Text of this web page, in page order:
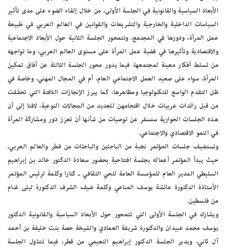
الأبعاد السياسية والقانونية في الجلسة الأولى، من خلال إلقاء الضوء على مدى تأثير
السياسات الداخلية والخارجية والتشريعات والقوانين في العالم العربي في طبيعة
عمل المرأة، ودورها في المجتمع، وتتمحور الجلسة الثانية حول الأبعاد الاجتماعية
والاقتصادية وتأثيرها في قضية عمل المرأة على مستوى العالم العربي، وما تواجهه
من تسلط أفكار معينة لمجتمعها، فيما يدور محور الجلسة الثالثة عن آفاق تمكين
المرأة، سواء على صعيد العمل الاجتماعي العام، أم في المجال المهني، وخاصة في
ظل التقدم الواسع للتكنولوجيا ومظاهرها، كما يبرز الإنجازات اللافتة التي تحققت
من قبل رائدات عربيات خلال اقتحامهن للعديد من المجالات النوعية، لافتا إلى أن
هذه الجلسات الحوارية ستسفر عن توصيات من شأنها أن تعزز دور ومشاركة المرأة
في النمو الاقتصادي والاجتماعي.
وتستضيف جلسات المؤتمر نخبة من الباحثين والباحثات من قطر والعالم العربي،
حيث يبدأ المؤتمر أعماله بجلسة افتتاحية بحضور سعادة الدكتور خالد بن إبراهيم
السليطي المدير العام للمؤسسة العامة للحي الثقافي ـ كتارا وكلمة لرئيس المؤتمر
الأستاذة الدكتورة عائشة يوسف المناعي وكلمة ضيف الشرف الدكتورة ليلى غنام
من فلسطين.
ويشارك في الجلسة الأولى التي تتمحور حول الأبعاد السياسية والقانونية الدكتور
يوسف محمد عبيدان والدكتورة شريفة العمادي والشيخة حصة بنت خليفة بن أحمد
آل ثاني، ويدير الجلسة الدكتور إبراهيم النعيمي من قطر، فيما تتناول الجلسة